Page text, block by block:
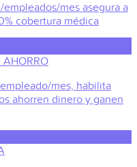
empleados/mes asegura a
cobertura médica
AHORRO
mes, habilita
ahorren dinero y ganen